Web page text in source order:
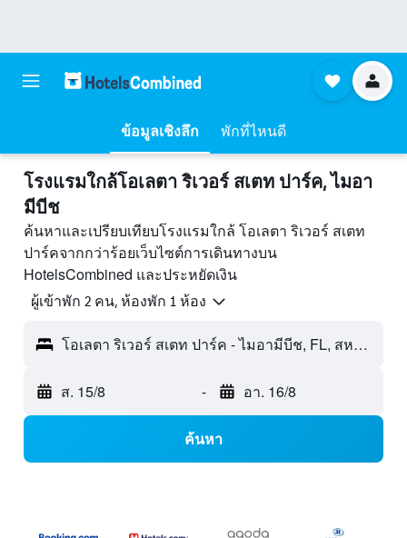
ข้อมูลเชิงลึก พักที่ไหนดี
โรงแรมใกล้โอเลตา ริเวอร์ สเตท ปาร์ค, ไมอา
มีบีช
ค้นหาและเปรียบเทียบโรงแรมใกล้ โอเลตา ริเวอร์ สเตท
ปาร์คจากกว่าร้อยเว็บไซต์การเดินทางบน
HotelsCombined และประหยัดเงิน
ผู้เข้าพัก 2 คน, ห้องพัก 1 ห้อง
โอเลตา ริเวอร์ สเตท ปาร์ค - ไมอามีบีช, FL, สหรัฐอเมริกา
ส. 15/8 - อา. 16/8
ค้นหา